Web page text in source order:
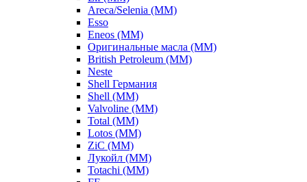
Areca/Selenia (ММ)
Esso
Eneos (ММ)
Оригинальные масла (ММ)
British Petroleum (ММ)
Neste
Shell Германия
Shell (ММ)
Valvoline (ММ)
Total (ММ)
Lotos (ММ)
ZiC (ММ)
Лукойл (ММ)
Totachi (MM)